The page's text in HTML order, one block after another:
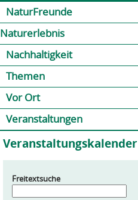
NaturFreunde
Naturerlebnis
Nachhaltigkeit
Themen
Vor Ort
Veranstaltungen
Veranstaltungskalender
Freitextsuche